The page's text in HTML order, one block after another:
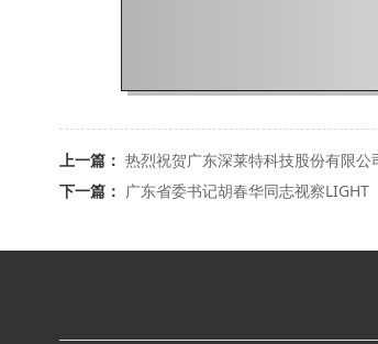
上一篇： 热烈祝贺广东深莱特科技股份有限
下一篇： 广东省委书记胡春华同志视察LIGHT